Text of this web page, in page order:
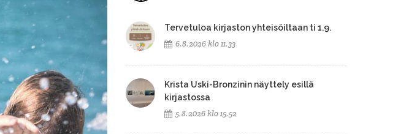
Tervetuloa kirjaston yhteisöiltaan ti 1.9.
6.8.2026 klo 11.33
Krista Uski-Bronzinin näyttely esillä
kirjastossa
5.8.2026 klo 15.52